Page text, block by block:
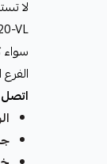
اتصل